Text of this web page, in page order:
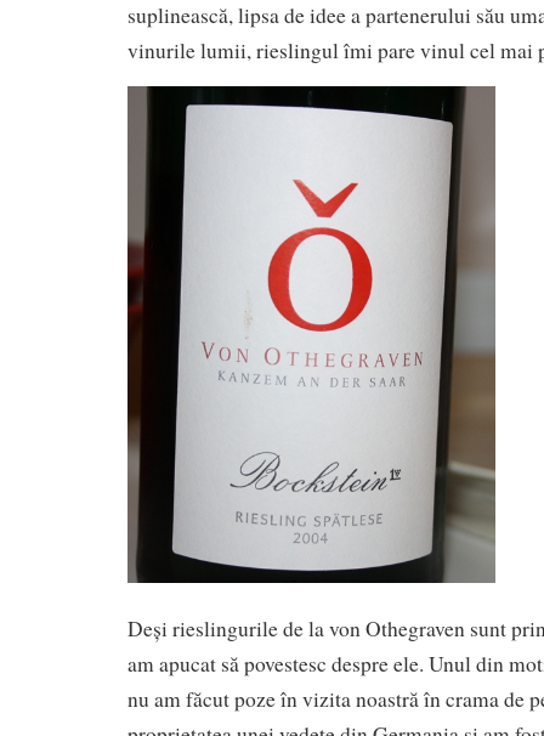
suplinească, lipsa de idee a partenerului său
vinurile lumii, rieslingul îmi pare vinul cel mai
Deși rieslingurile de la von Othegraven sunt
am apucat să povestesc despre ele. Unul din
nu am făcut poze în vizita noastră în crama de